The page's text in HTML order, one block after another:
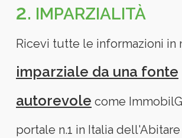
2. IMPARZIALITÀ
Ricevi tutte le informazioni in
imparziale da una fonte
autorevole come
portale n.1 in Italia dell'Abitare